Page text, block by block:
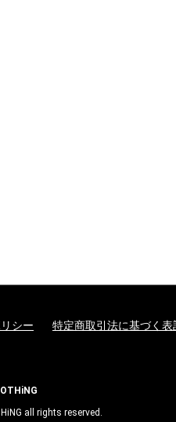
シー 特定商取引法に基づく表
all rights reserved.